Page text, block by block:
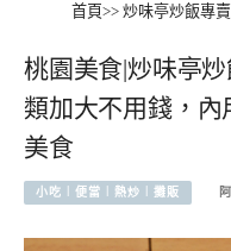
首頁>> 炒味亭炒飯專
桃園美食|炒味亭
類加大不用錢，內
美食
小吃︱便當︱熱炒︱攤販